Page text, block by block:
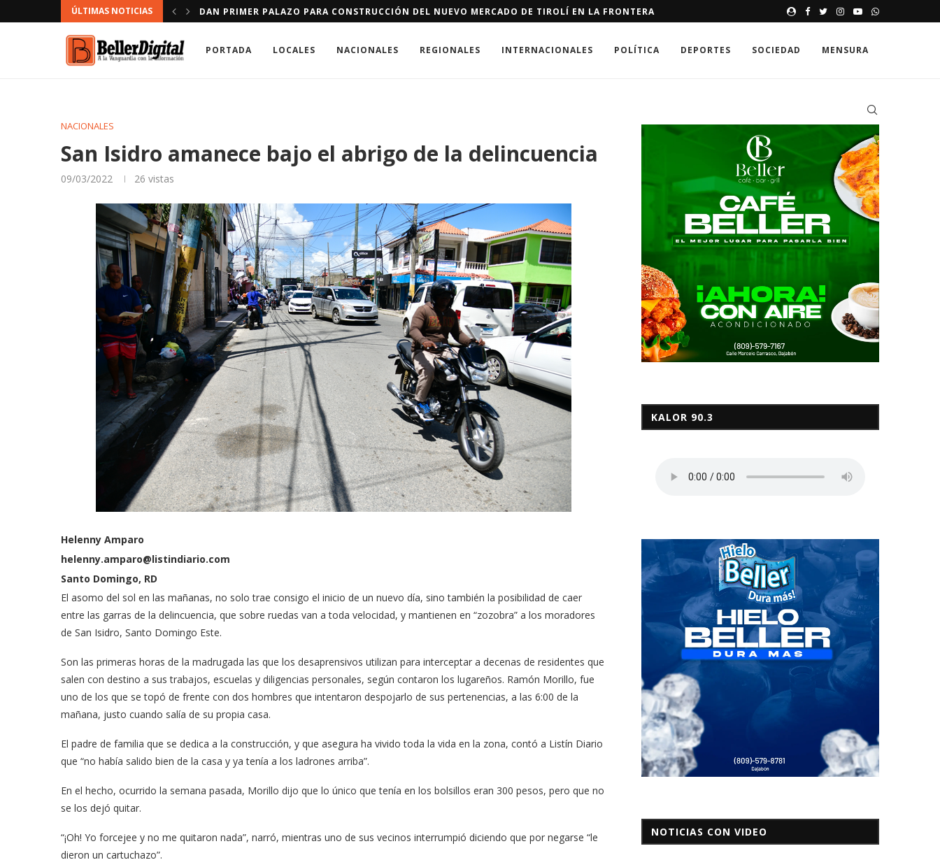
ÚLTIMAS NOTICIAS INFARTO CAUSA MÁS MUERTES QUE LOS CÁNCERES EN EL PAÍS ORGANIZACIONES DE BANÍ
PORTADA LOCALES NACIONALES REGIONALES INTERNACIONALES POLÍTICA DEPORTES SOCIEDAD MENSURA
NACIONALES
San Isidro amanece bajo el abrigo de la delincuencia
09/03/2022 26 vistas
Helenny Amparo
helenny.amparo@listindiario.com
Santo Domingo, RD
El asomo del sol en las mañanas, no solo trae consigo el inicio de un nuevo día, sino también la posibilidad de caer
entre las garras de la delincuencia, que sobre ruedas van a toda velocidad, y mantienen en “zozobra” a los moradores
de San Isidro, Santo Domingo Este.
Son las primeras horas de la madrugada las que los desaprensivos utilizan para interceptar a decenas de residentes que
salen con destino a sus trabajos, escuelas y diligencias personales, según contaron los lugareños. Ramón Morillo, fue
uno de los que se topó de frente con dos hombres que intentaron despojarlo de sus pertenencias, a las 6:00 de la
mañana, justo cuando salía de su propia casa.
El padre de familia que se dedica a la construcción, y que asegura ha vivido toda la vida en la zona, contó a Listín Diario
que “no había salido bien de la casa y ya tenía a los ladrones arriba”.
En el hecho, ocurrido la semana pasada, Morillo dijo que lo único que tenía en los bolsillos eran 300 pesos, pero que no
se los dejó quitar.
“¡Oh! Yo forcejee y no me quitaron nada”, narró, mientras uno de sus vecinos interrumpió diciendo que por negarse “le
dieron un cartuchazo”.
KALOR 90.3
NOTICIAS CON VIDEO